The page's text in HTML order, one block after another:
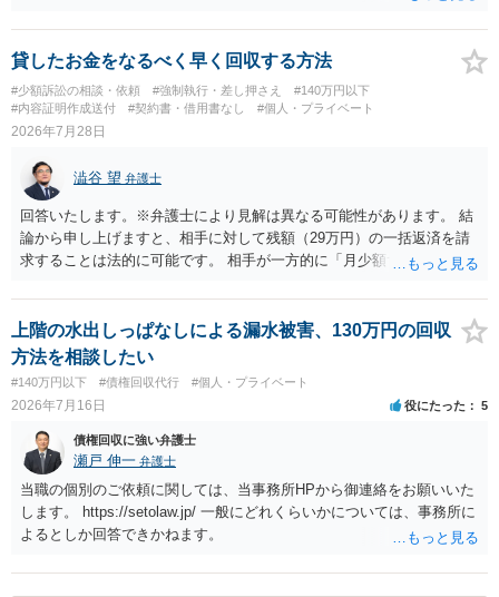
ている場合は、相手方（被告）の住所で訴状を作成提出し、裁判所に
代理人が就いていたことを知らせると（訴状の記載内容から明らかな
場合も）、裁判所が当該代理人弁護士に事前連絡し、引き続き訴訟も
受任するかを聞いたうえで、受任の意志が明らかになったところで、
直接被告に送達するのではなく、代理人に訴状の受領を促すこともあ
かではありません。もちろん弁護士（２０万円の請求で代理人弁護士
に委任するかも疑わしいのですが）も住所は明らかにしないでしょ
う。 何か本人を示す事実（振込先などの情報）から、相手の住所等の
情報を割り出していくしかないように思えます。 以上、ご参考まで。
貸したお金をなるべく早く回収する方法
#少額訴訟の相談・依頼 #強制執行・差し押さえ
#140万円以下
#内容証明作成送付
#契約書・借用書なし #個人・プライベート
2026年7月28日
澁谷 望 弁護士
回答いたします。※弁護士により見解は異なる可能性があります。 結
論から申し上げますと、相手に対して残額（29万円）の一括返済を請
求することは法的に可能です。 相手が一方的に「月少額ずつ返す」と
は成立していません。当初の返済期日も過ぎているため、一括返済を
求める権利があります。 具体的には、以下の手順で進めるのが効果的
です。 分割拒否と一括請求の通知：PayPayのメッセージ等で「分割
払いには同意していないため、残額の一括払いを求める」旨を明確に
伝えます。 相手の本名・住所の確認：応じない場合に法的手段（少額
訴訟など）をとるには、相手の身元が必要です。分からない場合は、
まず本名や住所の特定を進めてください。 相手が購入した高額商品
（Switch2等）の事実も踏まえ、応じない場合は法的措置を辞さない姿
勢で交渉に臨むのが現実的かと思います。
上階の水出しっぱなしによる漏水被害、130万円の回収
方法を相談したい
#140万円以下 #債権回収代行 #個人・プライベート
2026年7月16日 役にたった 5
債権回収に強い弁護士
瀬戸 伸一 弁護士
当職の個別のご依頼に関しては、当事務所HPから御連絡をお願いいた
します。 https://setolaw.jp/ 一般にどれくらいかについては、事務所に
よるとしか回答できかねます。